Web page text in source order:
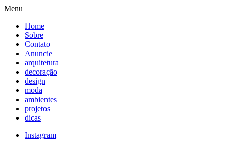
Menu
Home
Sobre
Contato
Anuncie
arquitetura
decoração
design
moda
ambientes
projetos
dicas
Instagram